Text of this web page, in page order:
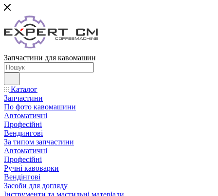
Запчастини для кавомашин
Каталог
Запчастини
По фото кавомашини
Автоматичні
Професійні
Вендингові
За типом запчастини
Автоматичні
Професійні
Ручні кавоварки
Вендінгові
Засоби для догляду
Інструменти та мастильні матеріали